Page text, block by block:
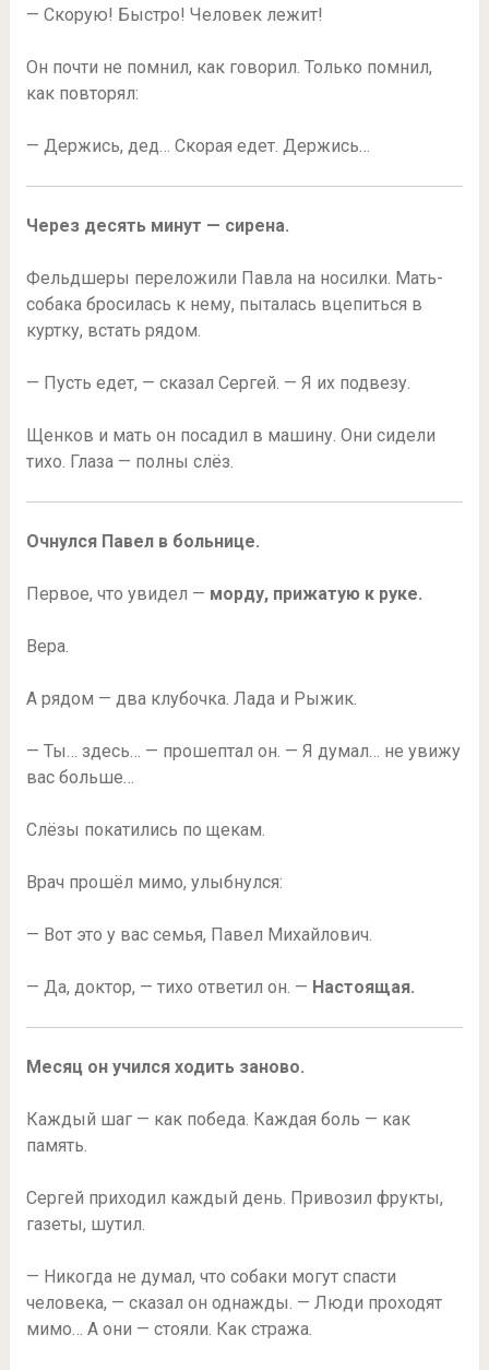
— Скорую! Быстро! Человек лежит!
Он почти не помнил, как говорил. Только помнил,
как повторял:
— Держись, дед… Скорая едет. Держись…
Через десять минут — сирена.
Фельдшеры переложили Павла на носилки. Мать-
собака бросилась к нему, пыталась вцепиться в
куртку, встать рядом.
— Пусть едет, — сказал Сергей. — Я их подвезу.
Щенков и мать он посадил в машину. Они сидели
тихо. Глаза — полны слёз.
Очнулся Павел в больнице.
Первое, что увидел — морду, прижатую к руке.
Вера.
А рядом — два клубочка. Лада и Рыжик.
— Ты… здесь… — прошептал он. — Я думал… не увижу
вас больше…
Слёзы покатились по щекам.
Врач прошёл мимо, улыбнулся:
— Вот это у вас семья, Павел Михайлович.
— Да, доктор, — тихо ответил он. — Настоящая.
Месяц он учился ходить заново.
Каждый шаг — как победа. Каждая боль — как
память.
Сергей приходил каждый день. Привозил фрукты,
газеты, шутил.
— Никогда не думал, что собаки могут спасти
человека, — сказал он однажды. — Люди проходят
мимо… А они — стояли. Как стража.